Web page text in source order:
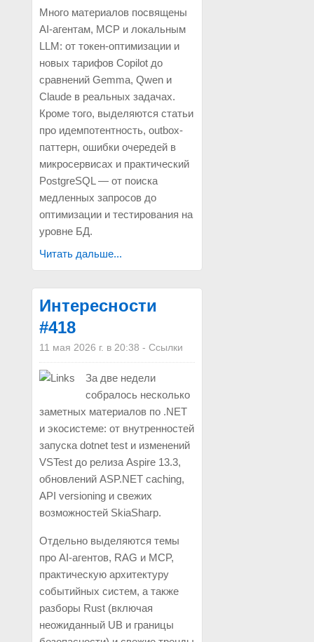
Много материалов посвящены
AI-агентам, MCP и локальным
LLM: от токен-оптимизации и
новых тарифов Copilot до
сравнений Gemma, Qwen и
Claude в реальных задачах.
Кроме того, выделяются статьи
про идемпотентность, outbox-
паттерн, ошибки очередей в
микросервисах и практический
PostgreSQL — от поиска
медленных запросов до
оптимизации и тестирования на
уровне БД.
Читать дальше...
Интересности
#418
11 мая 2026 г. в 20:38 - Ссылки
За две недели
собралось несколько
заметных материалов по .NET
и экосистеме: от внутренностей
запуска dotnet test и изменений
VSTest до релиза Aspire 13.3,
обновлений ASP.NET caching,
API versioning и свежих
возможностей SkiaSharp.
Отдельно выделяются темы
про AI-агентов, RAG и MCP,
практическую архитектуру
событийных систем, а также
разборы Rust (включая
неожиданный UB и границы